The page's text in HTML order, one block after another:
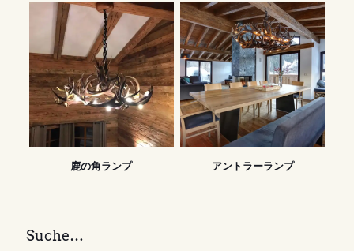
鹿の角ランプ アントラーランプ
Suche…